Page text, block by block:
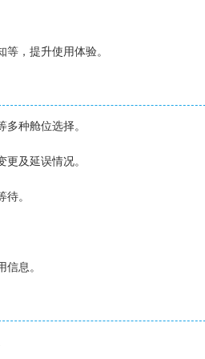
，提升使用体验。
种舱位选择。
及延误情况。
。
息。